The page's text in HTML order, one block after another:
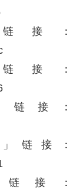
接：
接：
接：
链接：
接：